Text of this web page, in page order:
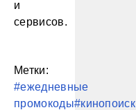
и
сервисов.
Метки:
#ежедневные
промокоды#кинопоиск